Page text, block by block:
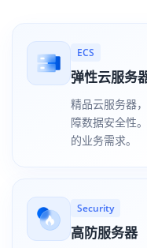
ECS
弹性云服务
精品云服务器
障数据安全性
的业务需求。
Security
高防服务器